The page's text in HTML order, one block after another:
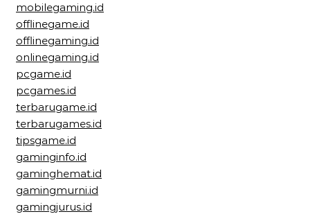
mobilegaming.id
offlinegame.id
offlinegaming.id
onlinegaming.id
pcgame.id
pcgames.id
terbarugame.id
terbarugames.id
tipsgame.id
gaminginfo.id
gaminghemat.id
gamingmurni.id
gamingjurus.id